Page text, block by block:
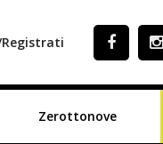
Registrati
Zerottonove